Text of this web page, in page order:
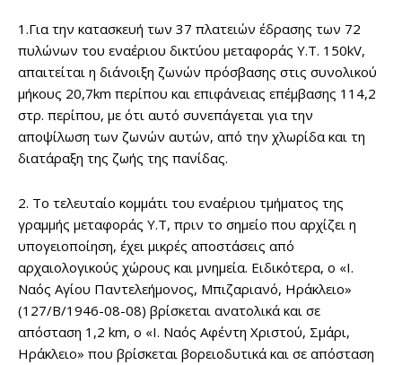
1.Για την κατασκευή των 37 πλατειών έδρασης των 72
πυλώνων του εναέριου δικτύου μεταφοράς Υ.Τ. 150kV,
απαιτείται η διάνοιξη ζωνών πρόσβασης στις συνολικού
μήκους 20,7km περίπου και επιφάνειας επέμβασης 114,2
στρ. περίπου, με ότι αυτό συνεπάγεται για την
αποψίλωση των ζωνών αυτών, από την χλωρίδα και τη
διατάραξη της ζωής της πανίδας.
2. Το τελευταίο κομμάτι του εναέριου τμήματος της
γραμμής μεταφοράς Υ.Τ, πριν το σημείο που αρχίζει η
υπογειοποίηση, έχει μικρές αποστάσεις από
αρχαιολογικούς χώρους και μνημεία. Ειδικότερα, ο «Ι.
Ναός Αγίου Παντελεήμονος, Μπιζαριανό, Ηράκλειο»
(127/Β/1946-08-08) βρίσκεται ανατολικά και σε
απόσταση 1,2 km, ο «Ι. Ναός Αφέντη Χριστού, Σμάρι,
Ηράκλειο» που βρίσκεται βορειοδυτικά και σε απόσταση